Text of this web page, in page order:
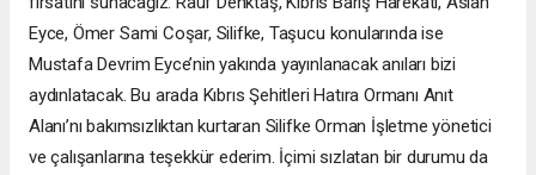
Eyce, Ömer Sami Coşar, Silifke, Taşucu konularında ise
Mustafa Devrim Eyce’nin yakında yayınlanacak anıları bizi
aydınlatacak. Bu arada Kıbrıs Şehitleri Hatıra Ormanı Anıt
Alanı’nı bakımsızlıktan kurtaran Silifke Orman İşletme yönetici
ve çalışanlarına teşekkür ederim. İçimi sızlatan bir durumu da